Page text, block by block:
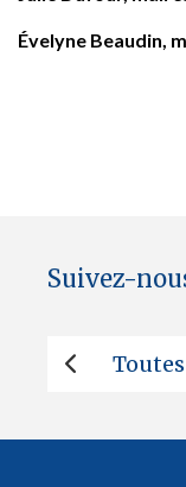
Évelyne Beaudin,
Suivez-